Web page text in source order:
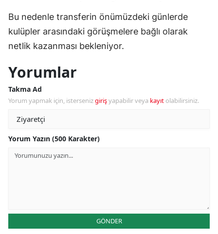
Bu nedenle transferin önümüzdeki günlerde
kulüpler arasındaki görüşmelere bağlı olarak
netlik kazanması bekleniyor.
Yorumlar
Takma Ad
Yorum yapmak için, istersenizgirişyapabilir veya kayıt olabilirsiniz.
Yorum Yazın (500 Karakter)
GÖNDER